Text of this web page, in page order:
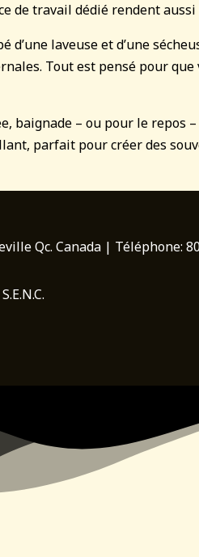
de travail dédié rendent
laveuse et d’une
Tout est pensé pour
baignade – ou pour le repos
parfait pour créer des
Qc. Canada | Téléphone: